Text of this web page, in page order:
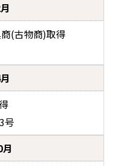
(古物商)取得
号